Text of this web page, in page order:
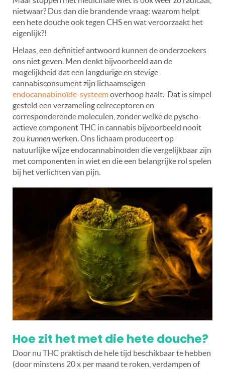
nietwaar? Dus dan die brandende vraag: waarom helpt
een hete douche ook tegen CHS en wat veroorzaakt het
eigenlijk?!
Helaas, een definitief antwoord kunnen de onderzoekers
ons niet geven. Men denkt bijvoorbeeld aan de
mogelijkheid dat een langdurige en stevige
cannabisconsument zijn lichaamseigen
endocannabinoïde-systeemoverhoop haalt. Dat is simpel
gesteld een verzameling celreceptoren en
corresponderende moleculen, zonder welke de pyscho-
actieve component THC in cannabis bijvoorbeeld nooit
zou kunnenwerken. Ons lichaam produceert op
natuurlijke wijze endocannabinoïden die vergelijkbaar zijn
met componenten in wiet en die een belangrijke rol spelen
bij het verlichten van pijn.
Hoe zit het met die hete douche?
Door nu THC praktisch de hele tijd beschikbaar te hebben
(door minstens 20 x per maand te roken, verdampen of